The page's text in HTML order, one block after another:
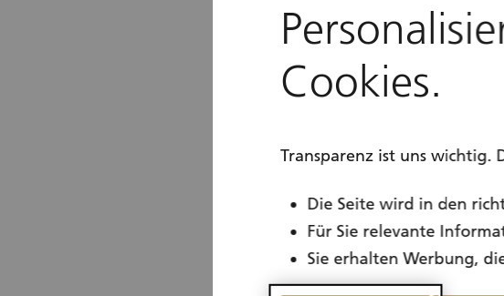
Cookies.
Transparenz ist uns wichtig.
Die Seite wird in den
Für Sie relevante
Sie erhalten Werbung,